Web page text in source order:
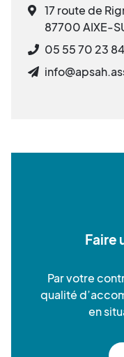
17 route de
87700 AIXE-
05 55 70 23 84
Faire
Par votre
qualité
en